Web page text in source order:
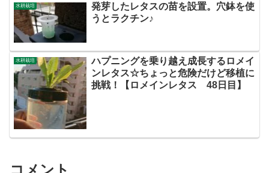
水耕栽培
発芽したレタスの苗を設置。穴鉢を使
うとラクチン♪
水耕栽培
ハプニングを乗り越え成長するロメイ
ンレタス☆ちょっと危険だけど移植に
挑戦！【ロメインレタス 48日目】
コメント